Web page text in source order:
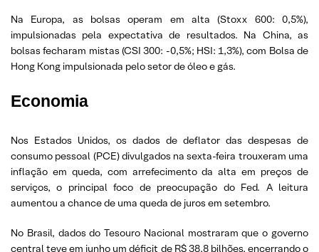
Na Europa, as bolsas operam em alta (Stoxx 600: 0,5%),
impulsionadas pela expectativa de resultados. Na China, as
bolsas fecharam mistas (CSI 300: -0,5%; HSI: 1,3%), com Bolsa de
Hong Kong impulsionada pelo setor de óleo e gás.
Economia
Nos Estados Unidos, os dados de deflator das despesas de
consumo pessoal (PCE) divulgados na sexta-feira trouxeram uma
inflação em queda, com arrefecimento da alta em preços de
serviços, o principal foco de preocupação do Fed. A leitura
aumentou a chance de uma queda de juros em setembro.
No Brasil, dados do Tesouro Nacional mostraram que o governo
central teve em junho um déficit de R$ 38,8 bilhões, encerrando o